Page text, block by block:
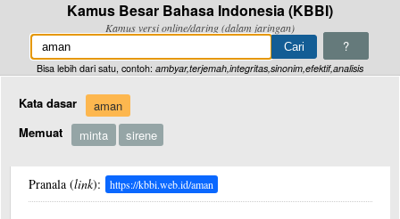
Kamus Besar Bahasa Indonesia (KBBI)
Kamus versi online/daring (dalam jaringan)
?
Bisa lebih dari satu, contoh: ambyar,terjemah,integritas,sinonim,efektif,analisis
Kata dasar
aman
Memuat
minta sirene
Pranala (link): https://kbbi.web.id/aman